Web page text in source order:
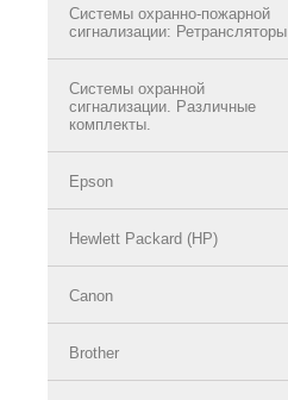
Системы охранно-пожарной
сигнализации: Ретрансляторы
Системы охранной
сигнализации. Различные
комплекты.
Epson
Hewlett Packard (HP)
Canon
Brother